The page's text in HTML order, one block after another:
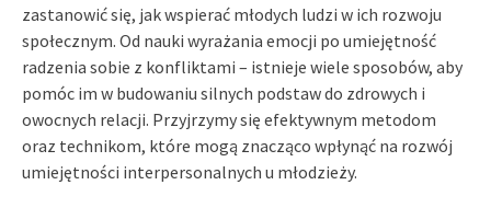
zastanowić się, jak wspierać młodych ludzi w ich rozwoju
społecznym. Od nauki wyrażania emocji po umiejętność
radzenia sobie z konfliktami – istnieje wiele sposobów, aby
pomóc im w budowaniu silnych podstaw do zdrowych i
owocnych relacji. Przyjrzymy się efektywnym metodom
oraz technikom, które mogą znacząco wpłynąć na rozwój
umiejętności interpersonalnych u młodzieży.